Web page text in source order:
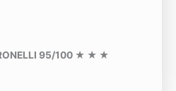
95/100 ★ ★ ★